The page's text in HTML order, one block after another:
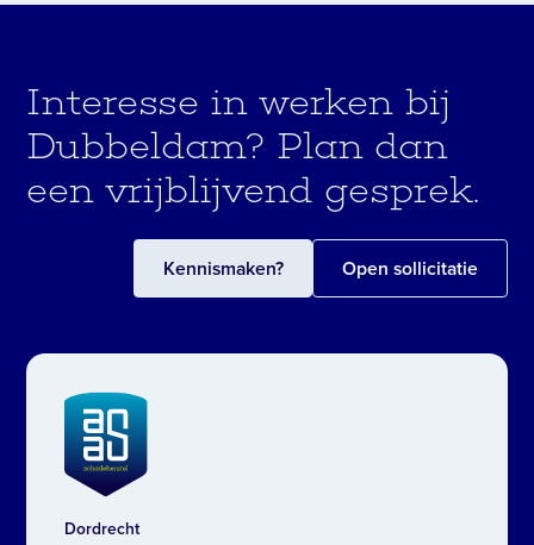
Interesse in werken bij
Dubbeldam? Plan dan
een vrijblijvend gesprek.
Kennismaken? Open sollicitatie
Dordrecht